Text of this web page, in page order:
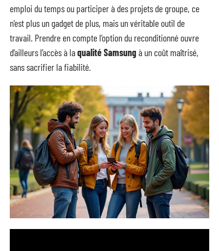
emploi du temps ou participer à des projets de groupe, ce
n’est plus un gadget de plus, mais un véritable outil de
travail. Prendre en compte l’option du reconditionné ouvre
d’ailleurs l’accès à laqualité Samsungà un coût maîtrisé,
sans sacrifier la fiabilité.